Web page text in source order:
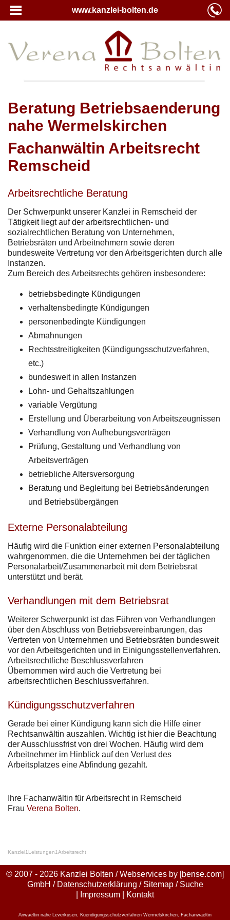
www.kanzlei-bolten.de
Beratung Betriebsaenderung
nahe Wermelskirchen
Fachanwältin Arbeitsrecht
Remscheid
Arbeitsrechtliche Beratung
Der Schwerpunkt unserer Kanzlei in Remscheid der
Tätigkeit liegt auf der arbeitsrechtlichen- und
sozialrechtlichen Beratung von Unternehmen,
Betriebsräten und Arbeitnehmern sowie deren
bundesweite Vertretung vor den Arbeitsgerichten durch alle
Instanzen.
Zum Bereich des Arbeitsrechts gehören insbesondere:
betriebsbedingte Kündigungen
verhaltensbedingte Kündigungen
personenbedingte Kündigungen
Abmahnungen
Rechtsstreitigkeiten (Kündigungsschutzverfahren,
etc.)
bundesweit in allen Instanzen
Lohn- und Gehaltszahlungen
variable Vergütung
Erstellung und Überarbeitung von Arbeitszeugnissen
Verhandlung von Aufhebungsverträgen
Prüfung, Gestaltung und Verhandlung von
Arbeitsverträgen
betriebliche Altersversorgung
Beratung und Begleitung bei Betriebsänderungen
und Betriebsübergängen
Externe Personalabteilung
Häufig wird die Funktion einer externen Personalabteilung
wahrgenommen, die die Unternehmen bei der täglichen
Personalarbeit/Zusammenarbeit mit dem Betriebsrat
unterstützt und berät.
Verhandlungen mit dem Betriebsrat
Weiterer Schwerpunkt ist das Führen von Verhandlungen
über den Abschluss von Betriebsvereinbarungen, das
Vertreten von Unternehmen und Betriebsräten bundesweit
vor den Arbeitsgerichten und in Einigungsstellenverfahren.
Arbeitsrechtliche Beschlussverfahren
Übernommen wird auch die Vertretung bei
arbeitsrechtlichen Beschlussverfahren.
Kündigungsschutzverfahren
Gerade bei einer Kündigung kann sich die Hilfe einer
Rechtsanwältin auszahlen. Wichtig ist hier die Beachtung
der Ausschlussfrist von drei Wochen. Häufig wird dem
Arbeitnehmer im Hinblick auf den Verlust des
Arbeitsplatzes eine Abfindung gezahlt.
Ihre Fachanwältin für Arbeitsrecht in Remscheid
Frau Verena Bolten.
Kanzlei1 Leistungen1Arbeitsrecht
© 2007 - 2026 Kanzlei Bolten / Webservices by [bense.com]
GmbH / Datenschutzerklärung / Sitemap/ Suche
Impressum Kontakt
Anwaeltin nahe Leverkusen Kuendigungsschutzverfahren Wermelskirchen Fachanwaeltin